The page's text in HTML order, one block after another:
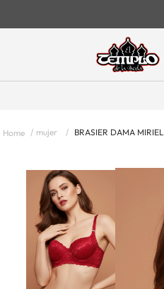
mujer BRASIER DAMA